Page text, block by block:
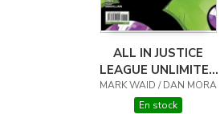
ALL IN JUSTICE
LEAGUE UNLIMITED
16
MARK WAID / DAN MORA
En stock